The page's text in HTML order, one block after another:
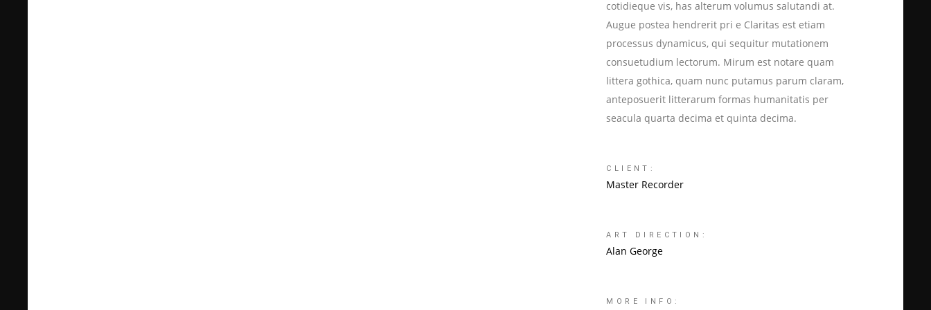
cotidieque vis, has alterum volumus salutandi at.
Augue postea hendrerit pri e Claritas est etiam
processus dynamicus, qui sequitur mutationem
consuetudium lectorum. Mirum est notare quam
littera gothica, quam nunc putamus parum claram,
anteposuerit litterarum formas humanitatis per
seacula quarta decima et quinta decima.
CLIENT:
Master Recorder
ART DIRECTION:
Alan George
MORE INFO: